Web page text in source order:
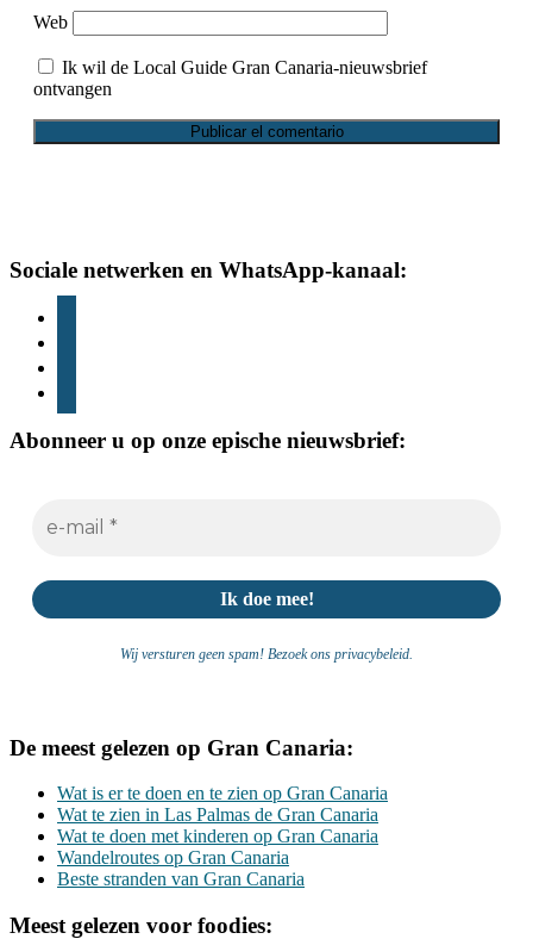
Web
Ik wil de Local Guide Gran Canaria-nieuwsbrief
ontvangen
footer
Sociale netwerken en WhatsApp-kanaal:
Abonneer u op onze epische nieuwsbrief:
Wij versturen geen spam! Bezoek ons ​​privacybeleid.
De meest gelezen op Gran Canaria:
Wat is er te doen en te zien op Gran Canaria
Wat te zien in Las Palmas de Gran Canaria
Wat te doen met kinderen op Gran Canaria
Wandelroutes op Gran Canaria
Beste stranden van Gran Canaria
Meest gelezen voor foodies: